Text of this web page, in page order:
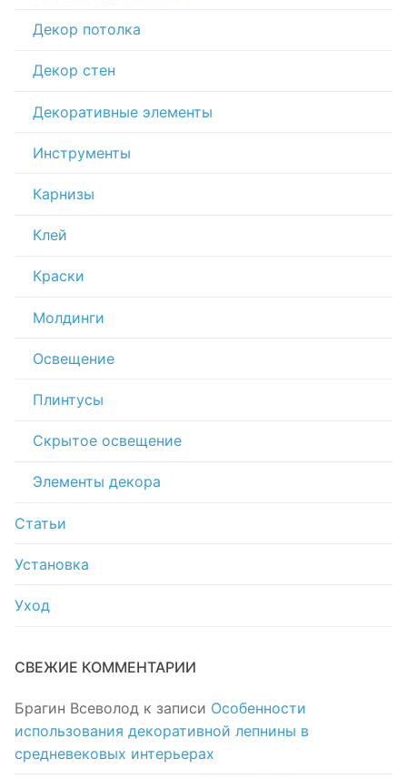
Декор потолка
Декор стен
Декоративные элементы
Инструменты
Карнизы
Клей
Краски
Молдинги
Освещение
Плинтусы
Скрытое освещение
Элементы декора
Статьи
Установка
Уход
СВЕЖИЕ КОММЕНТАРИИ
Брагин Всеволод к записи Особенности
использования декоративной лепнины в
средневековых интерьерах